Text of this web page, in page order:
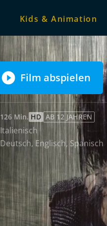
Kids & Animation
Film abspielen
126 Min. HD AB 12 JAHREN
Sprache:
Italienisch
Untertitel:
Deutsch,Englisch, Spanisch